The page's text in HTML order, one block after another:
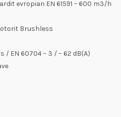
evropian EN 61591 – 600 m3/h
Brushless
/ EN 60704 – 3 / – 62 dB(A)